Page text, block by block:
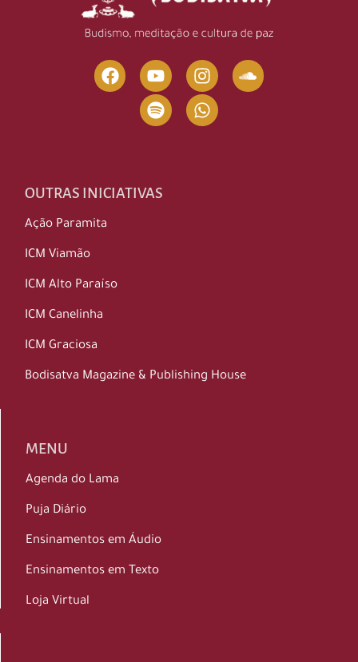
OUTRAS INICIATIVAS
Ação Paramita
ICM Viamão
ICM Alto Paraíso
ICM Canelinha
ICM Graciosa
Bodisatva Magazine & Publishing House
MENU
Agenda do Lama
Puja Diário
Ensinamentos em Áudio
Ensinamentos em Texto
Loja Virtual